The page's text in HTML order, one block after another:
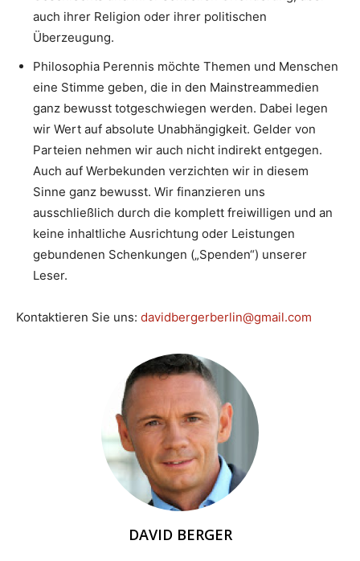
auch ihrer Religion oder ihrer politischen
Überzeugung.
Philosophia Perennis möchte Themen und Menschen
eine Stimme geben, die in den Mainstreammedien
ganz bewusst totgeschwiegen werden. Dabei legen
wir Wert auf absolute Unabhängigkeit. Gelder von
Parteien nehmen wir auch nicht indirekt entgegen.
Auch auf Werbekunden verzichten wir in diesem
Sinne ganz bewusst. Wir finanzieren uns
ausschließlich durch die komplett freiwilligen und an
keine inhaltliche Ausrichtung oder Leistungen
gebundenen Schenkungen („Spenden“) unserer
Leser.
Kontaktieren Sie uns: davidbergerberlin@gmail.com
DAVID BERGER